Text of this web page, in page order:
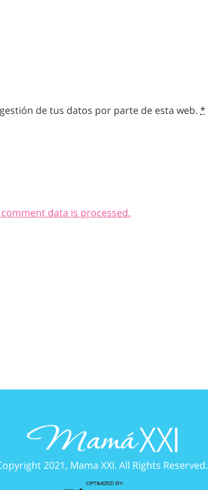
de tus datos por parte de esta web. *
data is processed.
2021, Mama XXI. All Rights Reserved.